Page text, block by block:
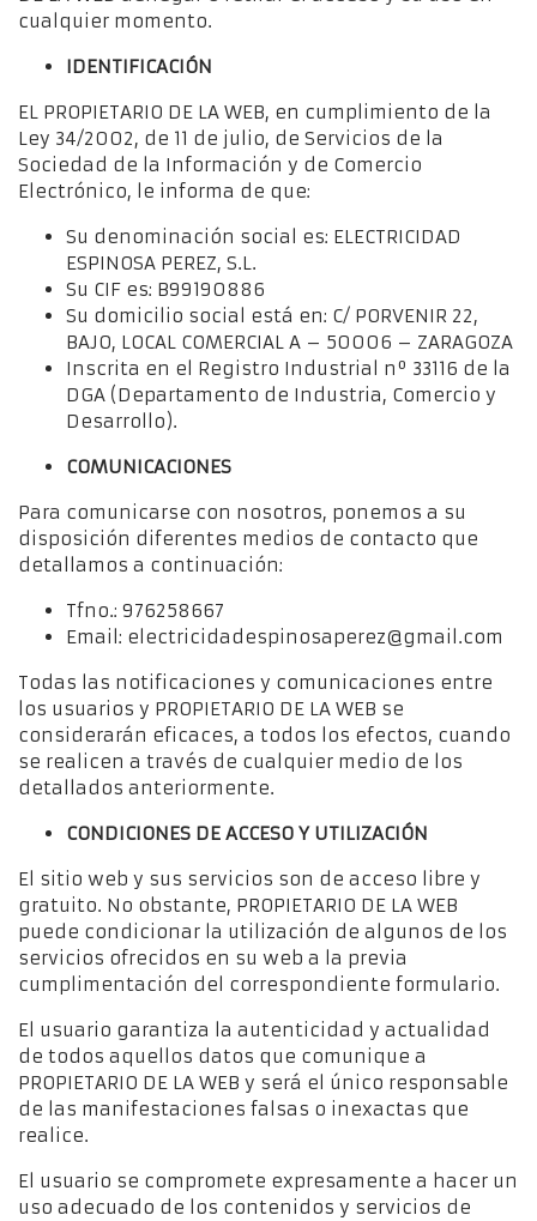
cualquier momento.
IDENTIFICACIÓN
EL PROPIETARIO DE LA WEB, en cumplimiento de la
Ley 34/2002, de 11 de julio, de Servicios de la
Sociedad de la Información y de Comercio
Electrónico, le informa de que:
Su denominación social es: ELECTRICIDAD
ESPINOSA PEREZ, S.L.
Su CIF es: B99190886
Su domicilio social está en: C/ PORVENIR 22,
BAJO, LOCAL COMERCIAL A – 50006 – ZARAGOZA
Inscrita en el Registro Industrial nº 33116 de la
DGA (Departamento de Industria, Comercio y
Desarrollo).
COMUNICACIONES
Para comunicarse con nosotros, ponemos a su
disposición diferentes medios de contacto que
detallamos a continuación:
Tfno.: 976258667
Email: electricidadespinosaperez@gmail.com
Todas las notificaciones y comunicaciones entre
los usuarios y PROPIETARIO DE LA WEB se
considerarán eficaces, a todos los efectos, cuando
se realicen a través de cualquier medio de los
detallados anteriormente.
CONDICIONES DE ACCESO Y UTILIZACIÓN
El sitio web y sus servicios son de acceso libre y
gratuito. No obstante, PROPIETARIO DE LA WEB
puede condicionar la utilización de algunos de los
servicios ofrecidos en su web a la previa
cumplimentación del correspondiente formulario.
El usuario garantiza la autenticidad y actualidad
de todos aquellos datos que comunique a
PROPIETARIO DE LA WEB y será el único responsable
de las manifestaciones falsas o inexactas que
realice.
El usuario se compromete expresamente a hacer un
uso adecuado de los contenidos y servicios de